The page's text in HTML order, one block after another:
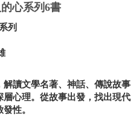
心系列6書
列
讀文學名著、神話、傳說故事
心理。從故事出發，找出現代
性。